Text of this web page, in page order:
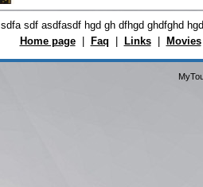
sdfa sdf asdfasdf hgd gh dfhgd ghdfghd
Home page| Faq Links| Movies